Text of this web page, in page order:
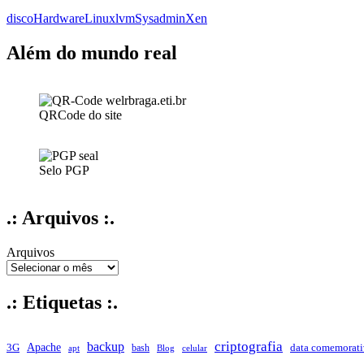
discoHardwareLinuxlvmSysadminXen
Além do mundo real
QRCode do site
Selo PGP
.: Arquivos :.
Arquivos
.: Etiquetas :.
3G Apache apt backup bash Blog celular criptografia data